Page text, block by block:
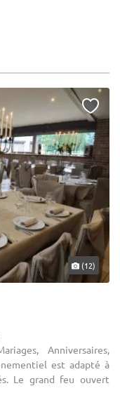
(12)
Anniversaires,
est adapté à
Le grand feu ouvert